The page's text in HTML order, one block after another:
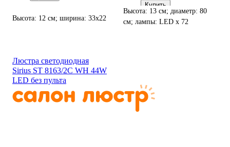
Высота: 12 см; ширина: 33х22
Купить
Высота: 13 см; диаметр: 80
см; лампы: LED х 72
Люстра светодиодная
Sirius ST 8163/2C WH 44W
LED без пульта